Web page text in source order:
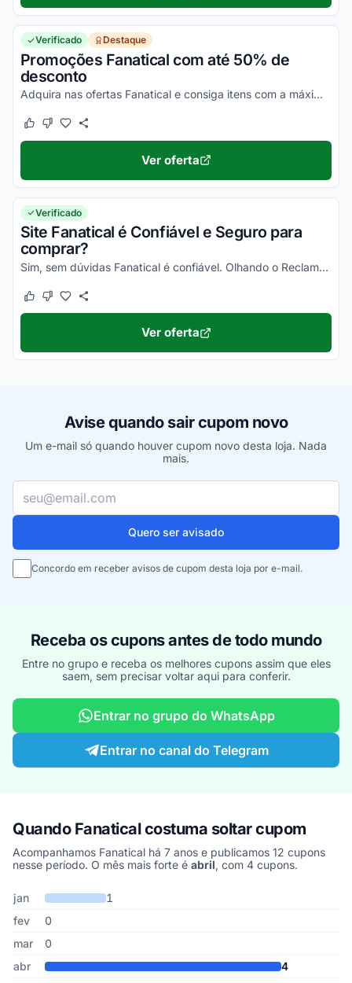
Verificado Destaque
Promoções Fanatical com até 50% de
desconto
Adquira nas ofertas Fanatical e consiga itens com a máxima economia!
Este cupom funcionou
Este cupom não funcionou
Ver oferta
Verificado
Site Fanatical é Confiável e Seguro para
comprar?
Sim, sem dúvidas Fanatical é confiável. Olhando o Reclame Aqui Fanatical e demais plataformas, você vai poder comprovar isso!
Este cupom funcionou
Este cupom não funcionou
Ver oferta
Avise quando sair cupom novo
Um e-mail só quando houver cupom novo desta loja. Nada
mais.
Seu e-mail
Quero ser avisado
Concordo em receber avisos de cupom desta loja por e-mail.
Receba os cupons antes de todo mundo
Entre no grupo e receba os melhores cupons assim que eles
saem, sem precisar voltar aqui para conferir.
Entrar no grupo do WhatsApp
Entrar no canal do Telegram
Quando Fanatical costuma soltar cupom
Acompanhamos Fanatical há 7 anos e publicamos 12 cupons
nesse período. O mês mais forte é abril, com 4 cupons.
Cupons de Fanatical publicados por mês, somando os últimos 7
Mês Cupons publicados
jan
1
fev
0
mar
0
abr
4